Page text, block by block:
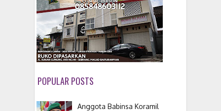
POPULAR POSTS
Anggota Babinsa Koramil